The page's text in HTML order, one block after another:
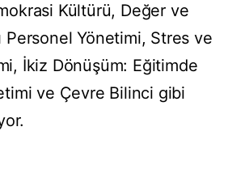
Kültürü, Değer ve
Personel Yönetimi, Stres ve
İkiz Dönüşüm: Eğitimde
ve Çevre Bilinci gibi